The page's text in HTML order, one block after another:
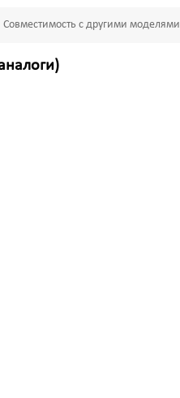
Совместимость с другими моделями